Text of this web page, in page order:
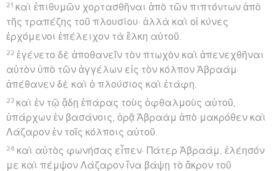
21 καὶ ἐπιθυμῶν χορτασθῆναι ἀπὸ τῶν πιπτόντων ἀπὸ
τῆς τραπέζης τοῦ πλουσίου· ἀλλὰ καὶ οἱ κύνες
ἐρχόμενοι ἐπέλειχον τὰ ἕλκη αὐτοῦ.
22 ἐγένετο δὲ ἀποθανεῖν τὸν πτωχὸν καὶ ἀπενεχθῆναι
αὐτὸν ὑπὸ τῶν ἀγγέλων εἰς τὸν κόλπον Ἀβραάμ·
ἀπέθανεν δὲ καὶ ὁ πλούσιος καὶ ἐτάφη.
23 καὶ ἐν τῷ ᾅδῃ ἐπάρας τοὺς ὀφθαλμοὺς αὐτοῦ,
ὑπάρχων ἐν βασάνοις, ὁρᾷ Ἀβραὰμ ἀπὸ μακρόθεν καὶ
Λάζαρον ἐν τοῖς κόλποις αὐτοῦ.
24 καὶ αὐτὸς φωνήσας εἶπεν· Πάτερ Ἀβραάμ, ἐλέησόν
με καὶ πέμψον Λάζαρον ἵνα βάψῃ τὸ ἄκρον τοῦ